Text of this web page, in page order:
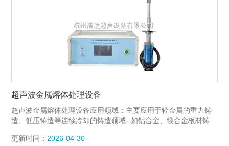
超声波金属熔体处理设备
超声波金属熔体处理设备应用领域：主要应用于轻金属的重力铸
造、低压铸造等连续冷却的铸造领域--如铝合金、镁合金板材铸
更新时间： 2026-04-30